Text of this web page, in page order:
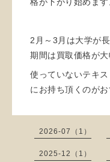
2月～3月は大学が
期間は買取価格が大
使っていないテキ
にお持ち頂くのがお
2026-07（1）
2025-12（1）